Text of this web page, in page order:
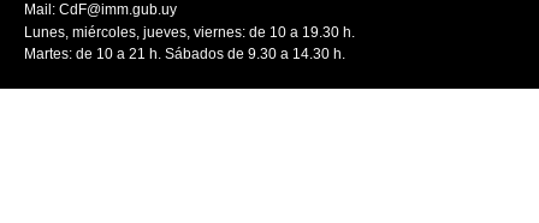
Mail: CdF@imm.gub.uy
Lunes, miércoles, jueves, viernes: de 10 a 19.30 h.
Martes: de 10 a 21 h. Sábados de 9.30 a 14.30 h.